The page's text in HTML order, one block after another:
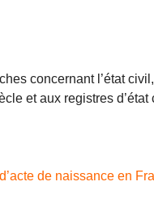
concernant l’état
et aux registres
de naissance en